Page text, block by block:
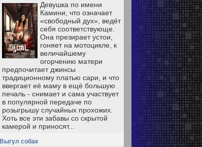
Девушка по имени
Камини, что означает
«свободный дух», ведёт
себя соответствующе.
Она презирает устои,
гоняет на мотоцикле, к
величайшему
огорчению матери
предпочитает джинсы
традиционному платью сари, и что
ввергает её маму в ещё большую
печаль - снимает и сама участвует
в популярной передаче по
розыгрышу случайных прохожих.
Хоть все эти забавы со скрытой
камерой и приносят...
Выгул собак